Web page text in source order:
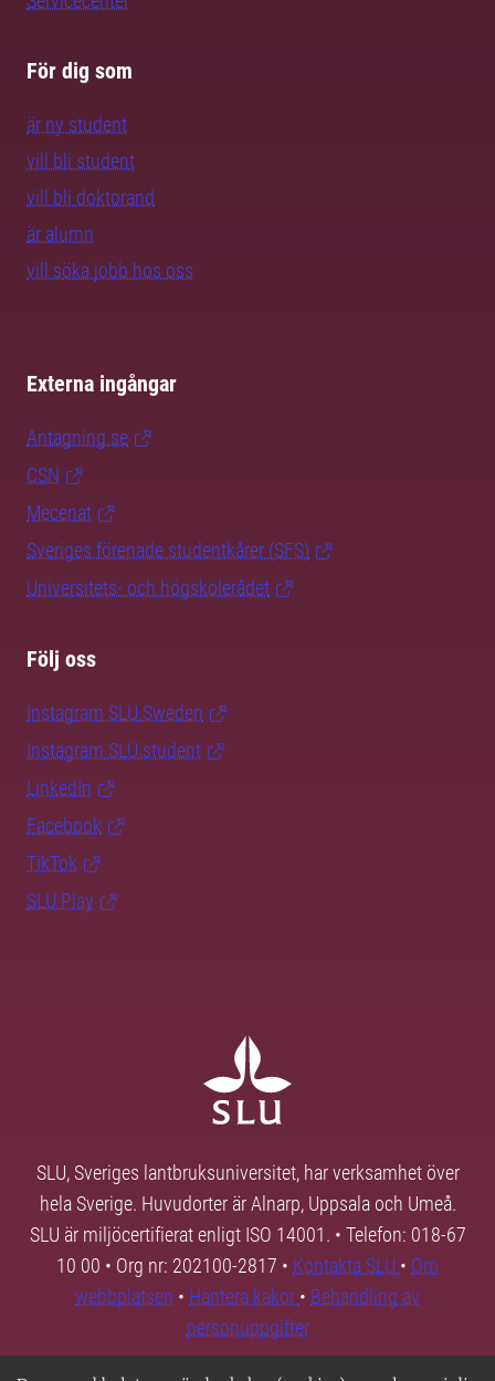
För dig som
är ny student
vill bli student
vill bli doktorand
är alumn
vill söka jobb hos oss
Externa ingångar
Antagning.se
CSN
Mecenat
Sveriges förenade studentkårer (SFS)
Universitets- och högskolerådet
Följ oss
Instagram SLU.Sweden
Instagram SLU.student
LinkedIn
Facebook
TikTok
SLU Play
SLU, Sveriges lantbruksuniversitet, har verksamhet över
hela Sverige. Huvudorter är Alnarp, Uppsala och Umeå.
SLU är miljöcertifierat enligt ISO 14001. • Telefon: 018-67
10 00 • Org nr: 202100-2817 • Kontakta SLU • Om
webbplatsen • Hantera kakor • Behandling av
personuppgifter